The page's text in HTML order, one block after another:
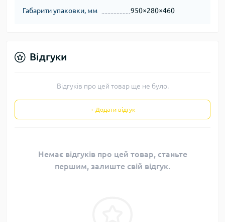
Габарити упаковки, мм 950×280×460
Відгуки
Відгуків про цей товар ще не було.
+ Додати відгук
Немає відгуків про цей товар, станьте
першим, залиште свій відгук.